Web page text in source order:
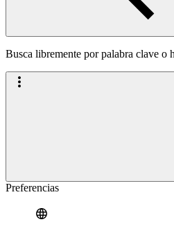
Busca libremente por palabra clave o
Preferencias